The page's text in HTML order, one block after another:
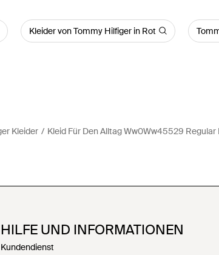
Kleider von Tommy Hilfiger in Rot
Kleider Kleid Für Den Alltag Ww0Ww45529 Regular
HILFE UND INFORMATIONEN
Kundendienst